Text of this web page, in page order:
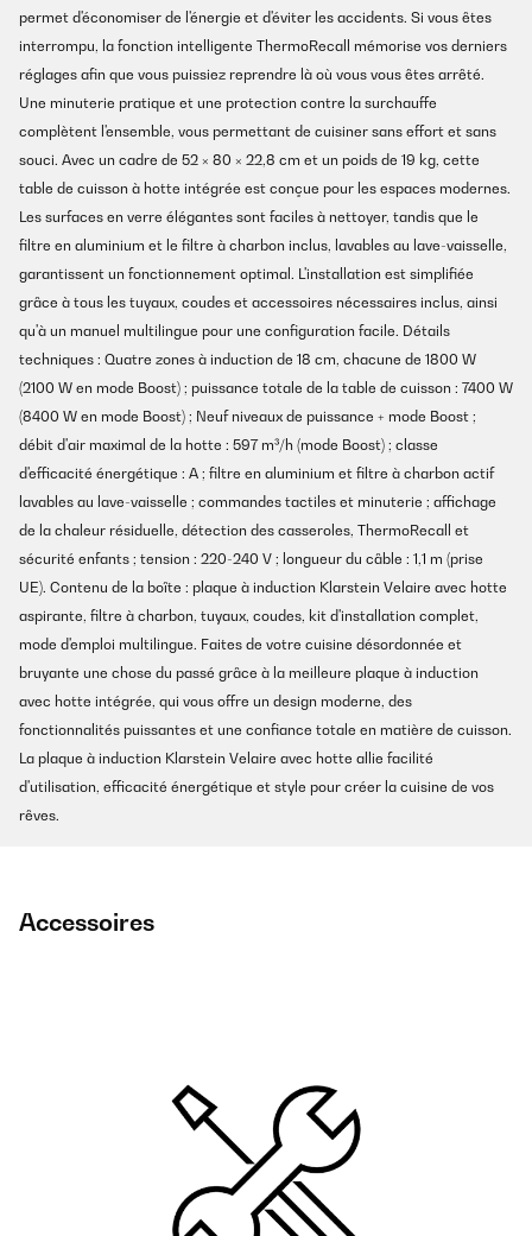
permet d'économiser de l'énergie et d'éviter les accidents. Si vous êtes
interrompu, la fonction intelligente ThermoRecall mémorise vos derniers
réglages afin que vous puissiez reprendre là où vous vous êtes arrêté.
Une minuterie pratique et une protection contre la surchauffe
complètent l'ensemble, vous permettant de cuisiner sans effort et sans
souci. Avec un cadre de 52 × 80 × 22,8 cm et un poids de 19 kg, cette
table de cuisson à hotte intégrée est conçue pour les espaces modernes.
Les surfaces en verre élégantes sont faciles à nettoyer, tandis que le
filtre en aluminium et le filtre à charbon inclus, lavables au lave-vaisselle,
garantissent un fonctionnement optimal. L'installation est simplifiée
grâce à tous les tuyaux, coudes et accessoires nécessaires inclus, ainsi
qu'à un manuel multilingue pour une configuration facile. Détails
techniques : Quatre zones à induction de 18 cm, chacune de 1800 W
(2100 W en mode Boost) ; puissance totale de la table de cuisson : 7400 W
(8400 W en mode Boost) ; Neuf niveaux de puissance + mode Boost ;
débit d'air maximal de la hotte : 597 m³/h (mode Boost) ; classe
d'efficacité énergétique : A ; filtre en aluminium et filtre à charbon actif
lavables au lave-vaisselle ; commandes tactiles et minuterie ; affichage
de la chaleur résiduelle, détection des casseroles, ThermoRecall et
sécurité enfants ; tension : 220-240 V ; longueur du câble : 1,1 m (prise
UE). Contenu de la boîte : plaque à induction Klarstein Velaire avec hotte
aspirante, filtre à charbon, tuyaux, coudes, kit d'installation complet,
mode d'emploi multilingue. Faites de votre cuisine désordonnée et
bruyante une chose du passé grâce à la meilleure plaque à induction
avec hotte intégrée, qui vous offre un design moderne, des
fonctionnalités puissantes et une confiance totale en matière de cuisson.
La plaque à induction Klarstein Velaire avec hotte allie facilité
d'utilisation, efficacité énergétique et style pour créer la cuisine de vos
rêves.
Accessoires